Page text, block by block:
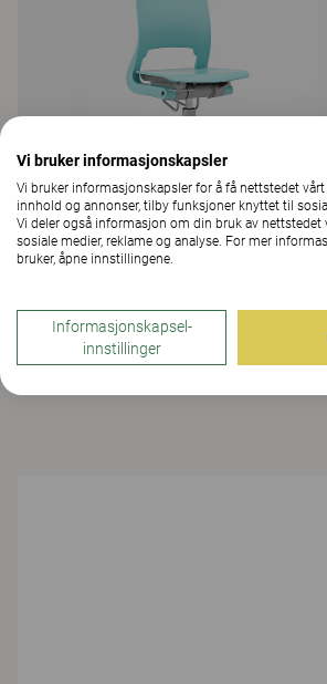
Kinnarps
324 Farger og materialer
Vi bruker informasjonskapsler
Vi bruker informasjonskapsler for å få nettstedet
innhold og annonser, tilby funksjoner knyttet til
Vi deler også informasjon om din bruk av nettstedet
sosiale medier, reklame og analyse. For mer
bruker, åpne innstillingene.
Informasjonskapsel-
innstillinger